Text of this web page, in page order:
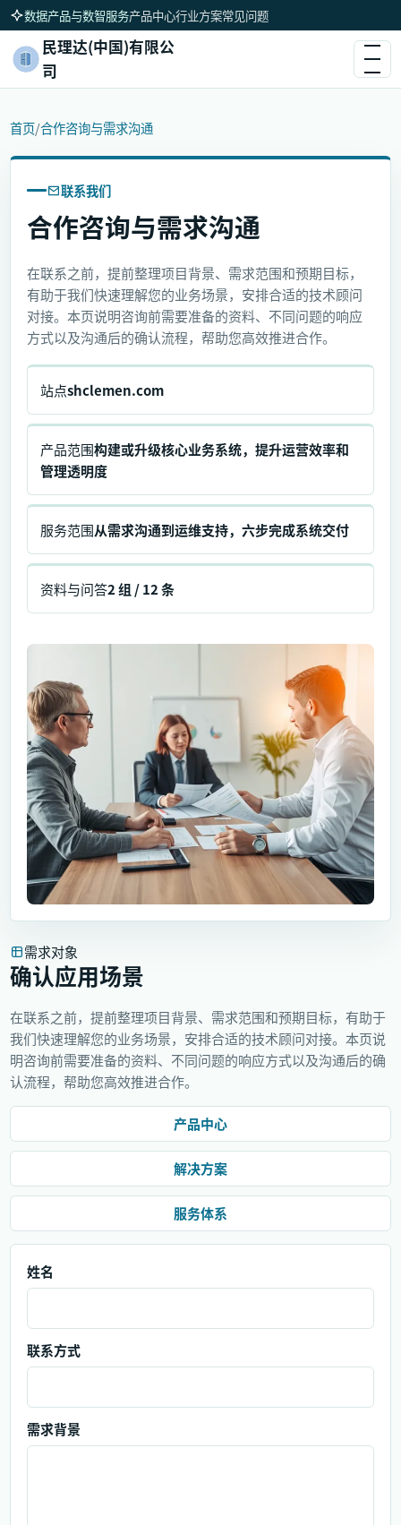
数据产品与数智服务产品中心行业方案常见问题
民理达(中国)有限公
司
首页/合作咨询与需求沟通
联系我们
合作咨询与需求沟通
在联系之前，提前整理项目背景、需求范围和预期目标，
有助于我们快速理解您的业务场景，安排合适的技术顾问
对接。本页说明咨询前需要准备的资料、不同问题的响应
方式以及沟通后的确认流程，帮助您高效推进合作。
站点shclemen.com
产品范围构建或升级核心业务系统，提升运营效率和
管理透明度
服务范围从需求沟通到运维支持，六步完成系统交付
资料与问答2 组 / 12 条
需求对象
确认应用场景
在联系之前，提前整理项目背景、需求范围和预期目标，有助于
我们快速理解您的业务场景，安排合适的技术顾问对接。本页说
明咨询前需要准备的资料、不同问题的响应方式以及沟通后的确
认流程，帮助您高效推进合作。
产品中心
解决方案
服务体系
姓名
联系方式
需求背景